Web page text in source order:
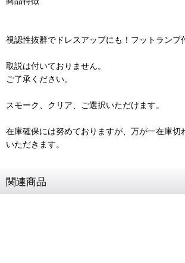
視認性抜群でドレスアップにも！フットランプ
取説は付いておりません。
ご了承ください。
スモーク、クリア、ご選択いただけます。
在庫確保には努めておりますが、万が一在庫切
いただきます。
関連商品